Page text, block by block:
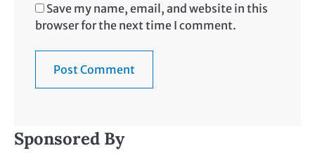
Save my name, email, and website in this
browser for the next time I comment.
Sponsored By